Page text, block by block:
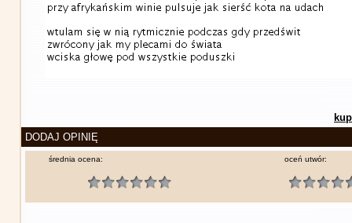
DODAJ OPINIĘ
średnia ocena: oceń utwór: